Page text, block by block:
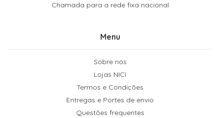
Chamada para a rede fixa nacional
Menu
Sobre nós
Lojas NICI
Termos e Condições
Entregas e Portes de envio
Questões frequentes